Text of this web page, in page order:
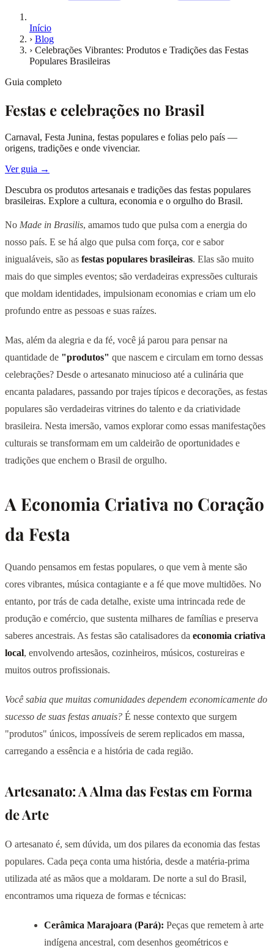
Início
› Blog
› Celebrações Vibrantes: Produtos e Tradições das Festas
Populares Brasileiras
Guia completo
Festas e celebrações no Brasil
Carnaval, Festa Junina, festas populares e folias pelo país —
origens, tradições e onde vivenciar.
Ver guia →
Descubra os produtos artesanais e tradições das festas populares
brasileiras. Explore a cultura, economia e o orgulho do Brasil.
No Made in Brasilis, amamos tudo que pulsa com a energia do
nosso país. E se há algo que pulsa com força, cor e sabor
inigualáveis, são as festas populares brasileiras. Elas são muito
mais do que simples eventos; são verdadeiras expressões culturais
que moldam identidades, impulsionam economias e criam um elo
profundo entre as pessoas e suas raízes.
Mas, além da alegria e da fé, você já parou para pensar na
quantidade de "produtos" que nascem e circulam em torno dessas
celebrações? Desde o artesanato minucioso até a culinária que
encanta paladares, passando por trajes típicos e decorações, as festas
populares são verdadeiras vitrines do talento e da criatividade
brasileira. Nesta imersão, vamos explorar como essas manifestações
culturais se transformam em um caldeirão de oportunidades e
tradições que enchem o Brasil de orgulho.
A Economia Criativa no Coração
da Festa
Quando pensamos em festas populares, o que vem à mente são
cores vibrantes, música contagiante e a fé que move multidões. No
entanto, por trás de cada detalhe, existe uma intrincada rede de
produção e comércio, que sustenta milhares de famílias e preserva
saberes ancestrais. As festas são catalisadores da economia criativa
local, envolvendo artesãos, cozinheiros, músicos, costureiras e
muitos outros profissionais.
Você sabia que muitas comunidades dependem economicamente do
sucesso de suas festas anuais? É nesse contexto que surgem
"produtos" únicos, impossíveis de serem replicados em massa,
carregando a essência e a história de cada região.
Artesanato: A Alma das Festas em Forma
de Arte
O artesanato é, sem dúvida, um dos pilares da economia das festas
populares. Cada peça conta uma história, desde a matéria-prima
utilizada até as mãos que a moldaram. De norte a sul do Brasil,
encontramos uma riqueza de formas e técnicas:
Cerâmica Marajoara (Pará): Peças que remetem à arte
indígena ancestral, com desenhos geométricos e